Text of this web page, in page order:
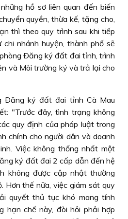
hồ sơ liên quan đến biến
quyền, thừa kế, tặng cho,
thì theo quy trình sau khi tiếp
nhánh huyện, thành phố sẽ
Ðăng ký đất đai tỉnh, trình
và Môi trường ký và trả lại cho
Ðăng ký đất đai tỉnh Cà Mau
"Trước đây, tình trạng không
quy định của pháp luật trong
chính cho người dân và doanh
Việc không thống nhất một
ký đất đai 2 cấp dẫn đến hệ
không được cập nhật thường
Hơn thế nữa, việc giám sát quy
quyết thủ tục khó mang tính
hạn chế này, đòi hỏi phải hợp